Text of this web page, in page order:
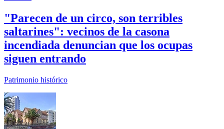
"Parecen de un circo, son terribles
saltarines": vecinos de la casona
incendiada denuncian que los ocupas
siguen entrando
Patrimonio histórico